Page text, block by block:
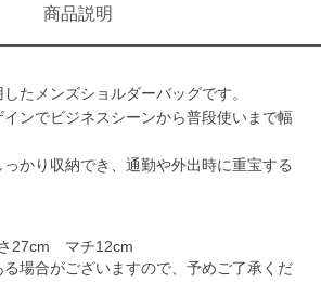
商品説明
たメンズショルダーバッグです。
ンでビジネスシーンから普段使いまで幅
かり収納でき、通勤や外出時に重宝する
27cm マチ12cm
場合がございますので、予めご了承くだ